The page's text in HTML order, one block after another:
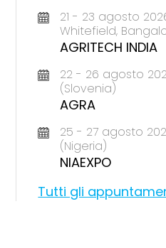
21 - 23 agosto
Whitefield,
AGRITECH INDIA
22 - 26 agosto
(Slovenia)
AGRA
25 - 27 agosto
(Nigeria)
NIAEXPO
Tutti gli